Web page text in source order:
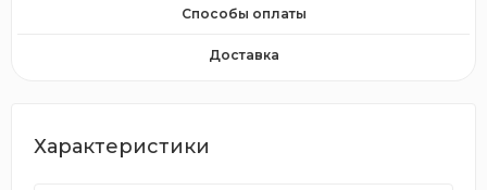
Способы оплаты
Доставка
Характеристики